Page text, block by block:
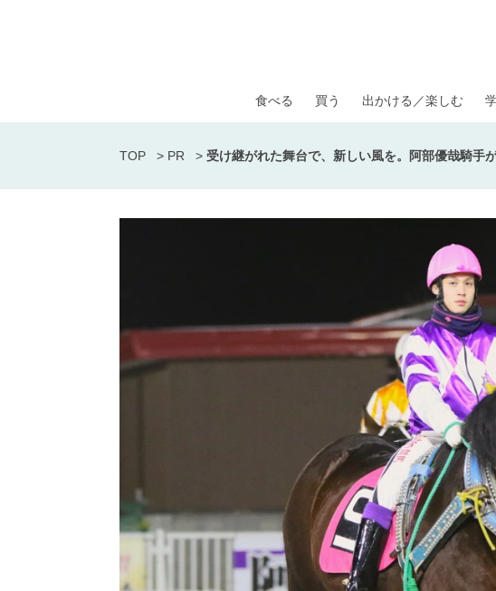
食べる 買う 出かける／楽しむ
TOP > PR > 受け継がれた舞台で、新しい風を。阿部優哉騎手